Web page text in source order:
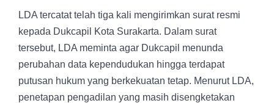
LDA tercatat telah tiga kali mengirimkan surat resmi
kepada Dukcapil Kota Surakarta. Dalam surat
tersebut, LDA meminta agar Dukcapil menunda
perubahan data kependudukan hingga terdapat
putusan hukum yang berkekuatan tetap. Menurut LDA,
penetapan pengadilan yang masih disengketakan